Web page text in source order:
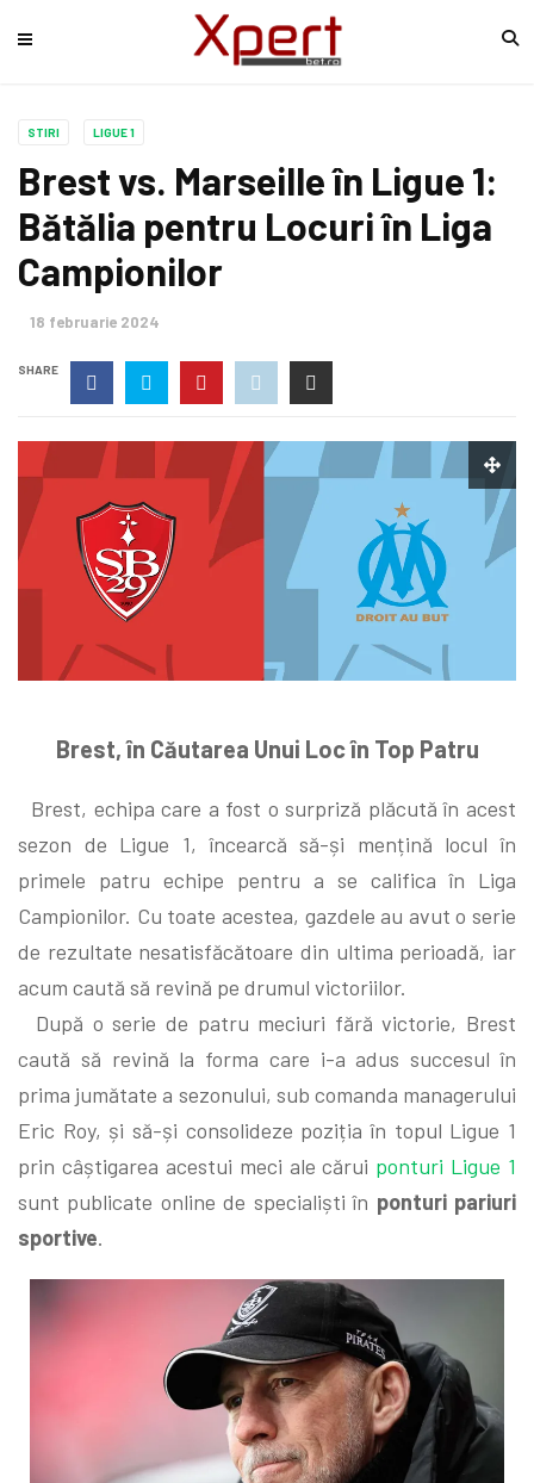
STIRI LIGUE 1
Brest vs. Marseille în Ligue 1:
Bătălia pentru Locuri în Liga
Campionilor
18 februarie 2024
SHARE
Brest, în Căutarea Unui Loc în Top Patru
Brest, echipa care a fost o surpriză plăcută în acest
sezon de Ligue 1, încearcă să-și mențină locul în
primele patru echipe pentru a se califica în Liga
Campionilor. Cu toate acestea, gazdele au avut o serie
de rezultate nesatisfăcătoare din ultima perioadă, iar
acum caută să revină pe drumul victoriilor.
După o serie de patru meciuri fără victorie, Brest
caută să revină la forma care i-a adus succesul în
prima jumătate a sezonului, sub comanda managerului
Eric Roy, și să-și consolideze poziția în topul Ligue 1
prin câștigarea acestui meci ale cărui ponturi Ligue 1
sunt publicate online de specialiști în ponturi pariuri
sportive.